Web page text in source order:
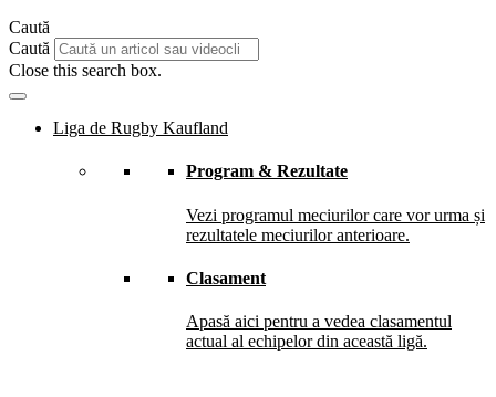
Caută
Caută
Close this search box.
Liga de Rugby Kaufland
Program & Rezultate
Vezi programul meciurilor care vor urma și
rezultatele meciurilor anterioare.
Clasament
Apasă aici pentru a vedea clasamentul
actual al echipelor din această ligă.